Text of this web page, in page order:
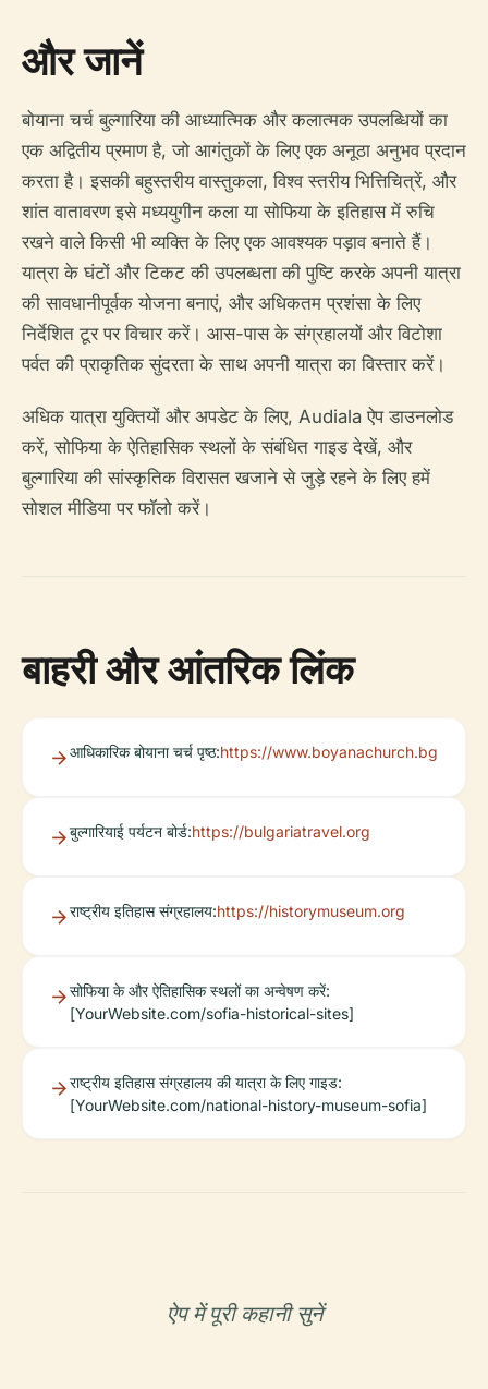
और जानें
बोयाना चर्च बुल्गारिया की आध्यात्मिक और कलात्मक उपलब्धियों का
एक अद्वितीय प्रमाण है, जो आगंतुकों के लिए एक अनूठा अनुभव प्रदान
करता है। इसकी बहुस्तरीय वास्तुकला, विश्व स्तरीय भित्तिचित्रें, और
शांत वातावरण इसे मध्ययुगीन कला या सोफिया के इतिहास में रुचि
रखने वाले किसी भी व्यक्ति के लिए एक आवश्यक पड़ाव बनाते हैं।
यात्रा के घंटों और टिकट की उपलब्धता की पुष्टि करके अपनी यात्रा
की सावधानीपूर्वक योजना बनाएं, और अधिकतम प्रशंसा के लिए
निर्देशित टूर पर विचार करें। आस-पास के संग्रहालयों और विटोशा
पर्वत की प्राकृतिक सुंदरता के साथ अपनी यात्रा का विस्तार करें।
अधिक यात्रा युक्तियों और अपडेट के लिए, Audiala ऐप डाउनलोड
करें, सोफिया के ऐतिहासिक स्थलों के संबंधित गाइड देखें, और
बुल्गारिया की सांस्कृतिक विरासत खजाने से जुड़े रहने के लिए हमें
सोशल मीडिया पर फॉलो करें।
बाहरी और आंतरिक लिंक
आधिकारिक बोयाना चर्च पृष्ठ:https://www.boyanachurch.bg
बुल्गारियाई पर्यटन बोर्ड:https://bulgariatravel.org
राष्ट्रीय इतिहास संग्रहालय:https://historymuseum.org
सोफिया के और ऐतिहासिक स्थलों का अन्वेषण करें:
[YourWebsite.com/sofia-historical-sites]
राष्ट्रीय इतिहास संग्रहालय की यात्रा के लिए गाइड:
[YourWebsite.com/national-history-museum-sofia]
ऐप में पूरी कहानी सुनें